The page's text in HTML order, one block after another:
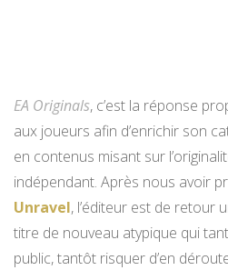
EA Originals, c’est la réponse
aux joueurs afin d’enrichir son
en contenus misant sur
indépendant. Après nous avoir
Unravel, l’éditeur est de retour
titre de nouveau atypique qui
public, tantôt risquer d’en